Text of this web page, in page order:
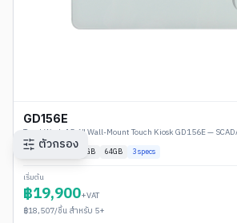
ตัวกรอง
GD156E
Plug & Play GB 64GB 3specs
เริ่มต้น
฿19,900+VAT
฿18,507/ชิ้น สำหรับ 5+